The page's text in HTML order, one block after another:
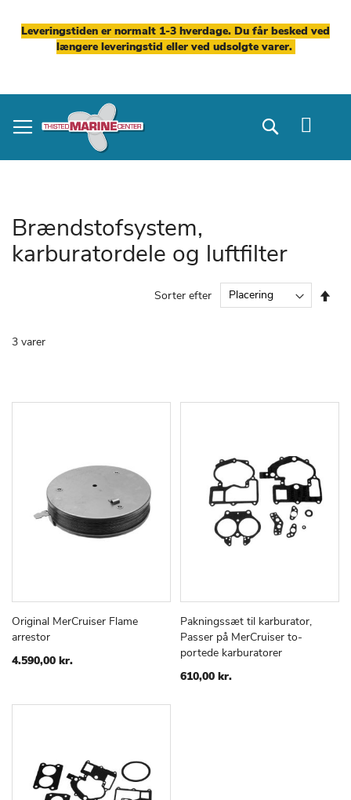
Leveringstiden er normalt 1-3 hverdage. Du får besked ved
længere leveringstid eller ved udsolgte varer.
to
Content
Search
Brændstofsystem,
karburatordele og luftfilter
3 varer
Sorter efter
Læg i kurv
TILFØJSAMMENLIGN
Original MerCruiser Flame
arrestor
4.590,00 kr.
Læg i kurv
TILFØJ
TIL
Pakningssæt til karburator,
Passer på MerCruiser to-
portede karburatorer
610,00 kr.